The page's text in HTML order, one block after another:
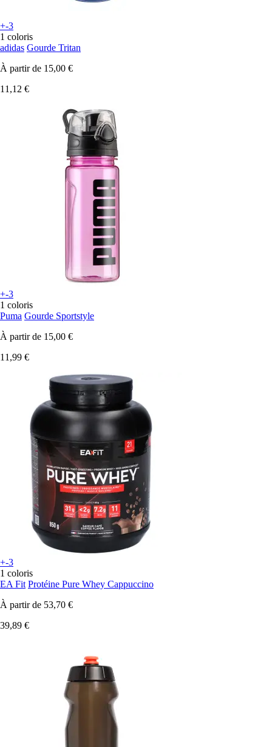
+-3
1 coloris
adidas Gourde Tritan
À partir de 15,00 €
11,12 €
+-3
1 coloris
Puma Gourde Sportstyle
À partir de 15,00 €
11,99 €
+-3
1 coloris
EA Fit Protéine Pure Whey Cappuccino
À partir de 53,70 €
39,89 €